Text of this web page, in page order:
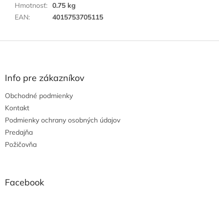
Hmotnosť: 0.75 kg
EAN: 4015753705115
Z
Info pre zákazníkov
Obchodné podmienky
Kontakt
Podmienky ochrany osobných údajov
Predajňa
Požičovňa
Facebook